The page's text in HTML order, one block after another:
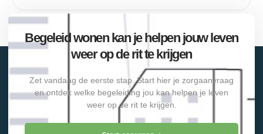
Begeleid wonen kan je helpen jouw leven
weer op de rit te krijgen
Zet vandaag de eerste stap. Start hier je zorgaanvraag
en ontdek welke begeleiding jou kan helpen je leven
weer op de rit te krijgen.